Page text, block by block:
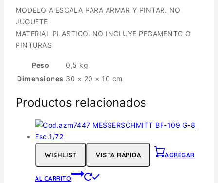
MODELO A ESCALA PARA ARMAR Y PINTAR. NO
JUGUETE
MATERIAL PLASTICO. NO INCLUYE PEGAMENTO O
PINTURAS
Peso
0,5 kg
Dimensiones 30 × 20 × 10 cm
Productos relacionados
WISHLIST VISTA RÁPIDA AGREGAR
AL CARRITO